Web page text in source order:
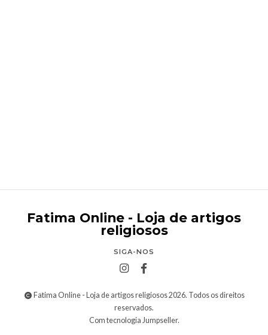
Fatima Online - Loja de artigos
religiosos
SIGA-NOS
Fatima Online - Loja de artigos religiosos 2026. Todos os direitos
reservados.
Com tecnologia Jumpseller.